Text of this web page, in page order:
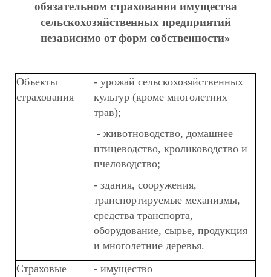
обязательном страховании имущества
сельскохозяйственных предприятий
независимо от форм собственности»
Объекты
страхования
- урожай сельскохозяйственных
культур (кроме многолетних
трав);
- животноводство, домашнее
птицеводство, кролиководство и
пчеловодство;
- здания, сооружения,
транспортируемые механизмы,
средства транспорта,
оборудование, сырье, продукция
и многолетние деревья.
Страховые
- имущество